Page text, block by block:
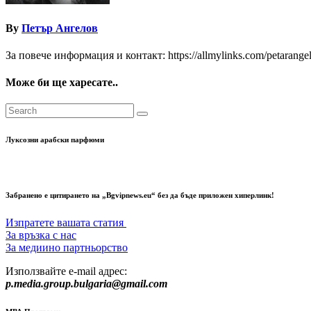
By Петър Ангелов
За повече информация и контакт: https://allmylinks.com/
Може би ще харесате..
Луксозни арабски парфюми
Забранено е цитирането на „Bgvipnews.eu“ без да бъде приложен хиперлинк!
Изпратете вашата статия
За връзка с нас
За медиино партньорство
Използвайте e-mail адрес:
p.media.group.bulgaria@gmail.com